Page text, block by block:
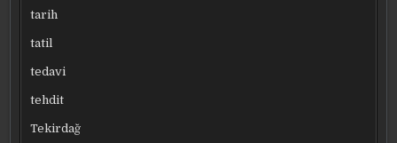
tarih
tatil
tedavi
tehdit
Tekirdağ